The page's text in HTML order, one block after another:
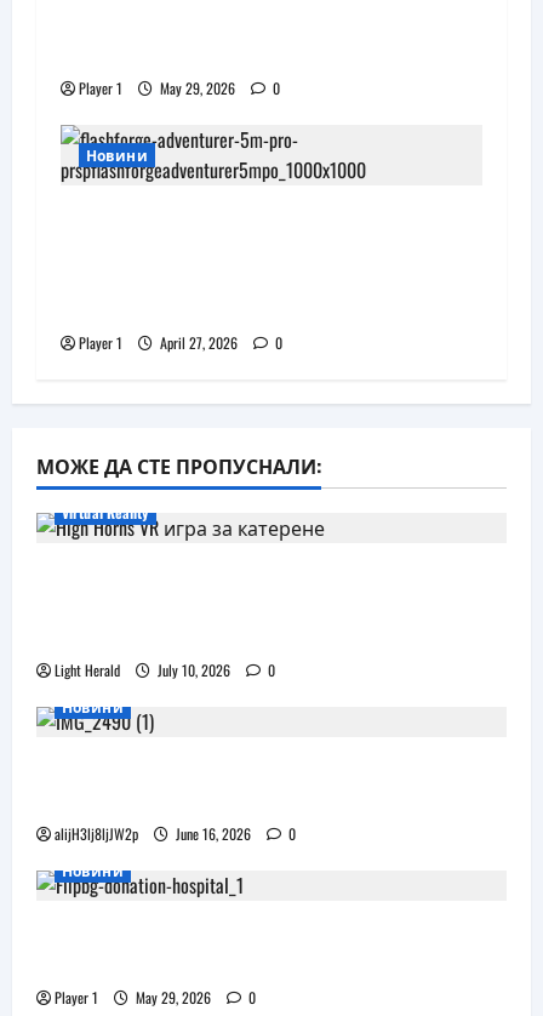
Player 1 May 29, 2026 0
Новини
Player 1 April 27, 2026 0
МОЖЕ ДА СТЕ ПРОПУСНАЛИ:
Virtual Reality
Light Herald July 10, 2026
0
Новини
alijH3lj8ljJW2p June 16, 2026
0
Новини
Player 1 May 29, 2026 0